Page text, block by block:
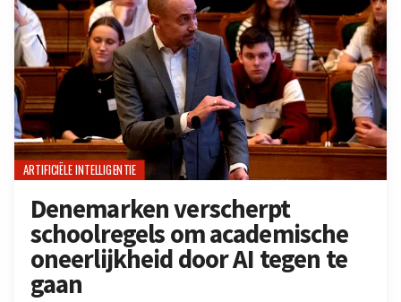
ARTIFICIËLE INTELLIGENTIE
Denemarken verscherpt
schoolregels om academische
oneerlijkheid door AI tegen te
gaan